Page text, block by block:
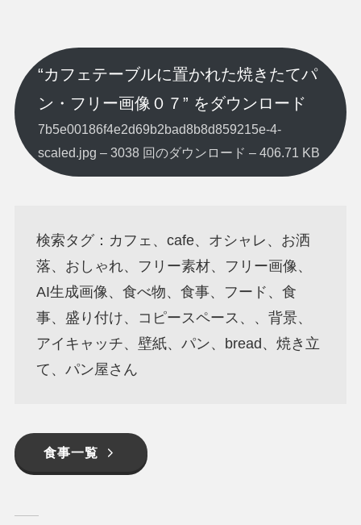
“カフェテーブルに置かれた焼きたてパ
ン・フリー画像０７” をダウンロード
7b5e00186f4e2d69b2bad8b8d859215e-4-
scaled.jpg – 3038 回のダウンロード – 406.71 KB
検索タグ：カフェ、cafe、オシャレ、お洒
落、おしゃれ、フリー素材、フリー画像、
AI生成画像、食べ物、食事、フード、食
事、盛り付け、コピースペース、、背景、
アイキャッチ、壁紙、パン、bread、焼き立
て、パン屋さん
食事一覧